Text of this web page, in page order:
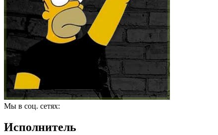
Мы в соц. сетях:
Исполнитель